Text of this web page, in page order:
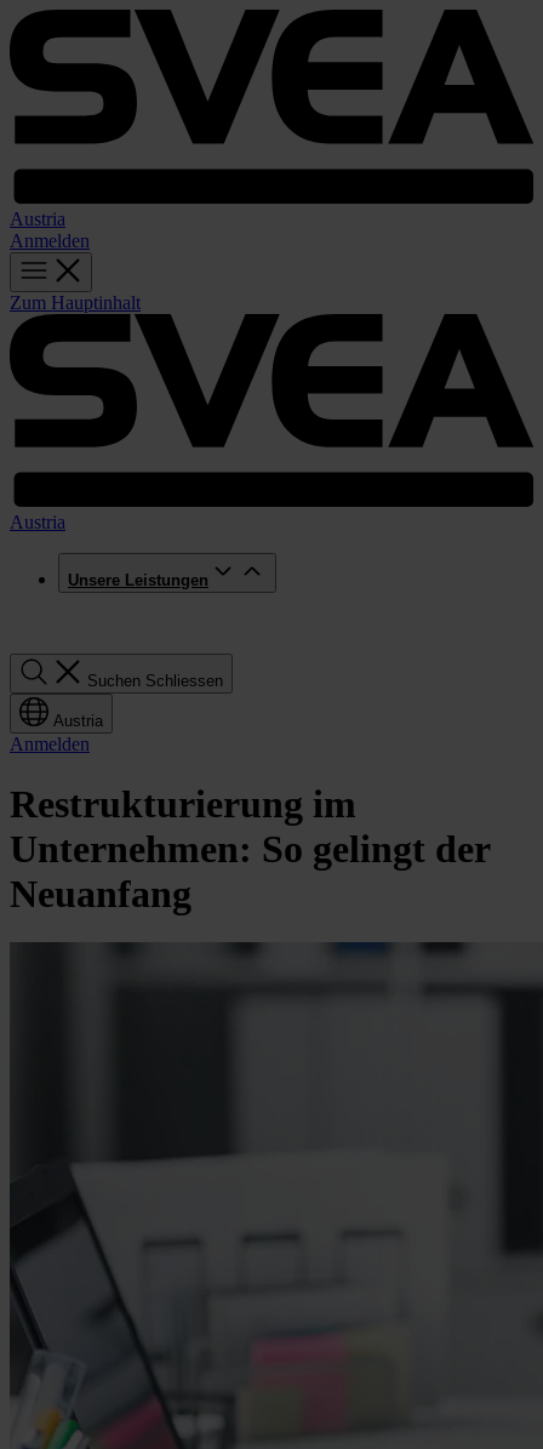
Austria
Anmelden
Zum Hauptinhalt
Austria
Unsere Leistungen
Suchen Schliessen
Austria
Anmelden
Restrukturierung im
Unternehmen: So gelingt der
Neuanfang